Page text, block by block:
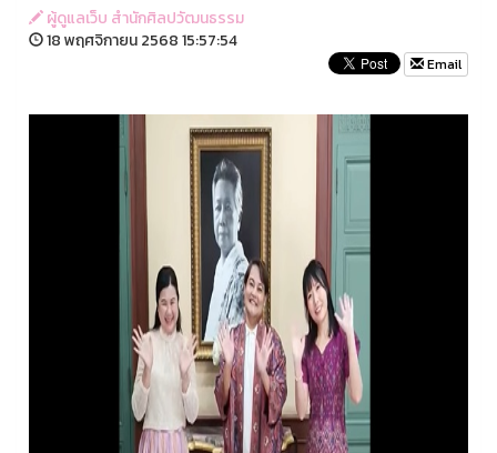
ผู้ดูแลเว็บ สำนักศิลปวัฒนธรรม
18 พฤศจิกายน 2568 15:57:54
Email